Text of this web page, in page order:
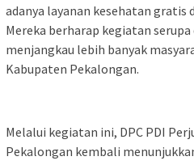
adanya layanan kesehatan gratis
Mereka berharap kegiatan
menjangkau lebih banyak
Kabupaten Pekalongan.
Melalui kegiatan ini, DPC PDI
Pekalongan kembali